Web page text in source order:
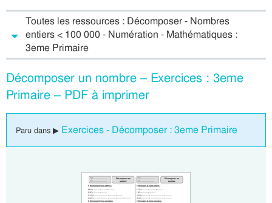
Toutes les ressources : Décomposer - Nombres
entiers < 100 000 - Numération - Mathématiques :
3eme Primaire
Décomposer un nombre – Exercices : 3eme
Primaire – PDF à imprimer
Paru dans ▶ Exercices - Décomposer : 3eme Primaire